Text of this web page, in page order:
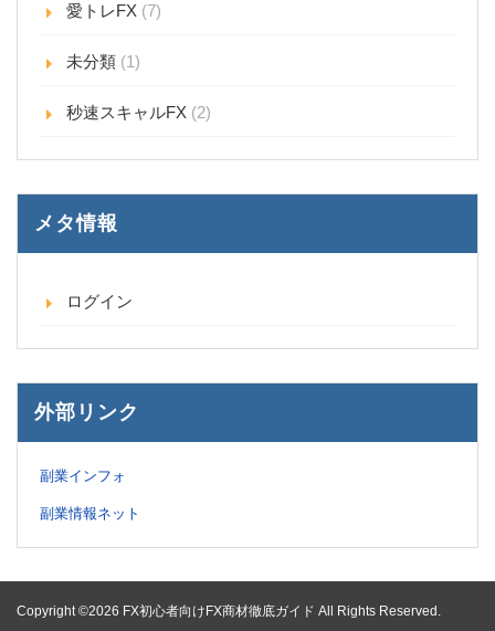
愛トレFX (7)
未分類 (1)
秒速スキャルFX (2)
メタ情報
ログイン
外部リンク
副業インフォ
副業情報ネット
Copyright ©2026 FX初心者向けFX商材徹底ガイド All Rights Reserved.